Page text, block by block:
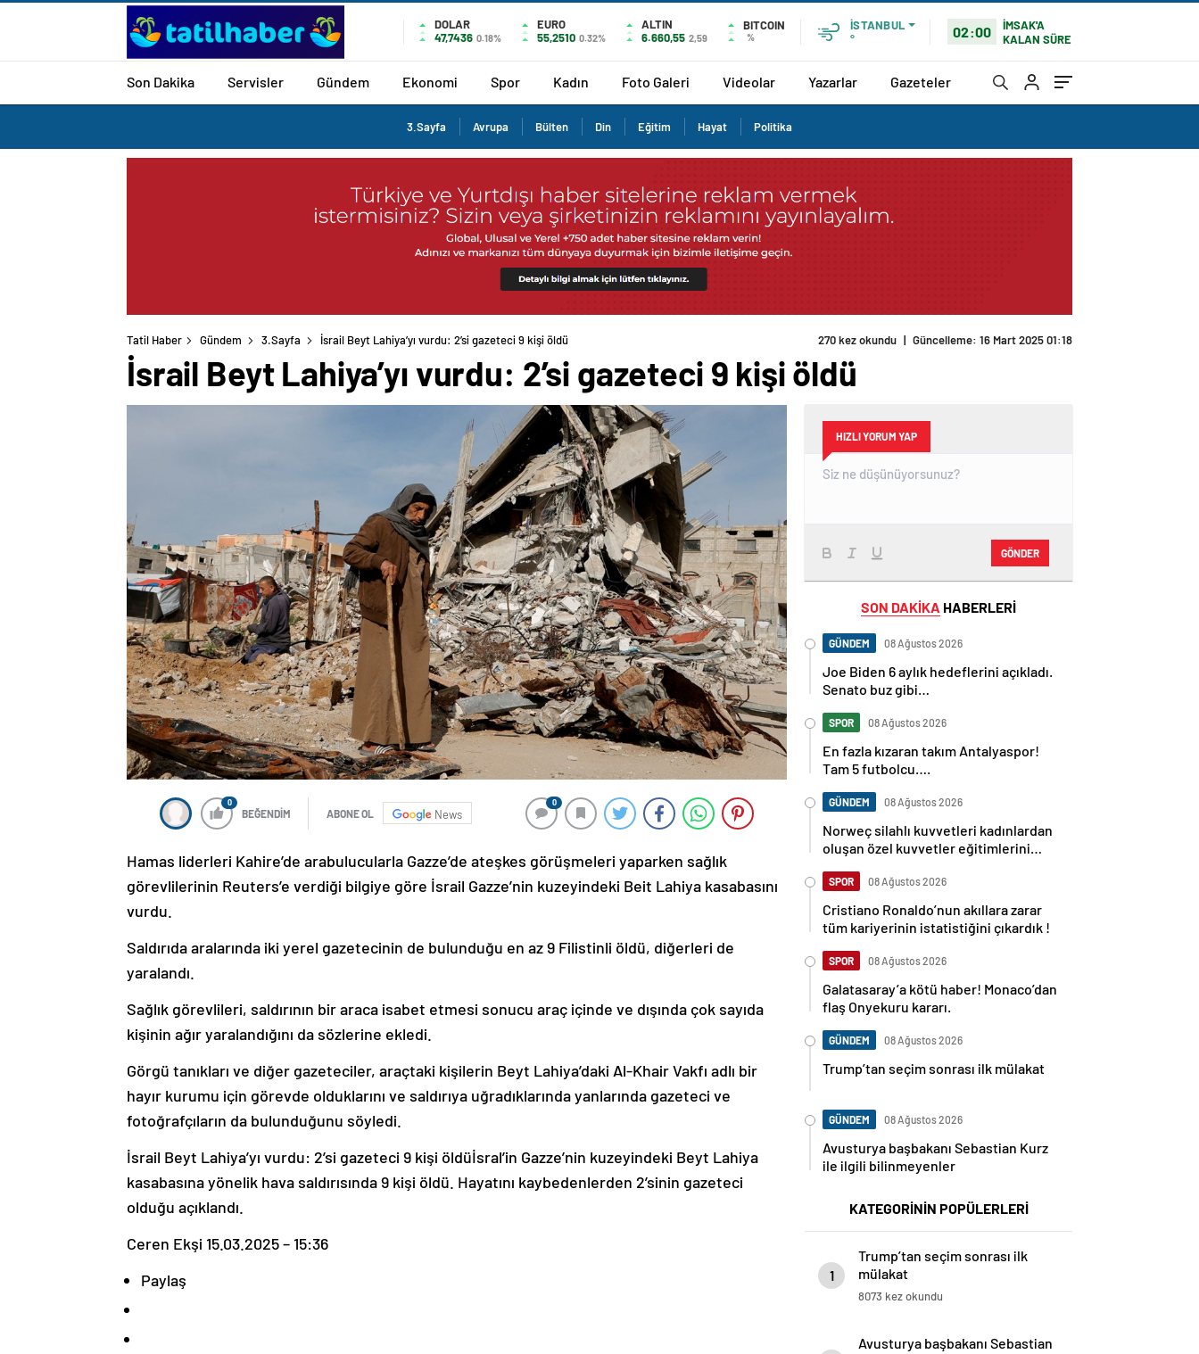
DOLAR
47,7436 0.18%
EURO
55,2510 0.32%
ALTIN
6.660,55 2,59
BITCOIN
%
İSTANBUL
°
02:00
İMSAK'A
KALAN SÜRE
Son Dakika Servisler Gündem Ekonomi Spor Kadın Foto Galeri Videolar Yazarlar Gazeteler
3.Sayfa Avrupa Bülten Din Eğitim Hayat Politika
Tatil Haber Gündem 3.Sayfa İsrail Beyt Lahiya’yı vurdu: 2’si gazeteci 9 kişi öldü 270 kez okundu | Güncelleme: 16 Mart 2025 01:18
İsrail Beyt Lahiya’yı vurdu: 2’si gazeteci 9 kişi öldü
0
BEĞENDİM ABONE OL News
0
Hamas liderleri Kahire’de arabulucularla Gazze’de ateşkes görüşmeleri yaparken sağlık
görevlilerinin Reuters’e verdiği bilgiye göre İsrail Gazze’nin kuzeyindeki Beit Lahiya kasabasını
vurdu.
Saldırıda aralarında iki yerel gazetecinin de bulunduğu en az 9 Filistinli öldü, diğerleri de
yaralandı.
Sağlık görevlileri, saldırının bir araca isabet etmesi sonucu araç içinde ve dışında çok sayıda
kişinin ağır yaralandığını da sözlerine ekledi.
Görgü tanıkları ve diğer gazeteciler, araçtaki kişilerin Beyt Lahiya’daki Al-Khair Vakfı adlı bir
hayır kurumu için görevde olduklarını ve saldırıya uğradıklarında yanlarında gazeteci ve
fotoğrafçıların da bulunduğunu söyledi.
İsrail Beyt Lahiya’yı vurdu: 2’si gazeteci 9 kişi öldüİsral’in Gazze’nin kuzeyindeki Beyt Lahiya
kasabasına yönelik hava saldırısında 9 kişi öldü. Hayatını kaybedenlerden 2’sinin gazeteci
olduğu açıklandı.
Ceren Ekşi 15.03.2025 – 15:36
Paylaş
HIZLI YORUM YAP
GÖNDER
SON DAKİKA HABERLERİ
GÜNDEM 08 Ağustos 2026
Joe Biden 6 aylık hedeflerini açıkladı.
Senato buz gibi…
SPOR 08 Ağustos 2026
En fazla kızaran takım Antalyaspor!
Tam 5 futbolcu….
GÜNDEM 08 Ağustos 2026
Norweç silahlı kuvvetleri kadınlardan
oluşan özel kuvvetler eğitimlerini
SPOR 08 Ağustos 2026
Cristiano Ronaldo’nun akıllara zarar
tüm kariyerinin istatistiğini çıkardık !
SPOR 08 Ağustos 2026
Galatasaray’a kötü haber! Monaco’dan
flaş Onyekuru kararı.
GÜNDEM 08 Ağustos 2026
Trump’tan seçim sonrası ilk mülakat
GÜNDEM 08 Ağustos 2026
Avusturya başbakanı Sebastian Kurz
ile ilgili bilinmeyenler
KATEGORİNİN POPÜLERLERİ
1
Trump’tan seçim sonrası ilk
mülakat
8073 kez okundu
Avusturya başbakanı Sebastian